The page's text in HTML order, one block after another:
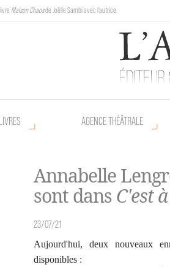
Maison Chaosde Joëlle Sambi avec l'autrice.
- L'Arche sera présente au Poetik Bazar tout le weekend !
LIVRES AGENCE THÉÂTRALE
Annabelle
sont dans C'est
23/07/21
Aujourd'hui, deux nouveaux
disponibles :